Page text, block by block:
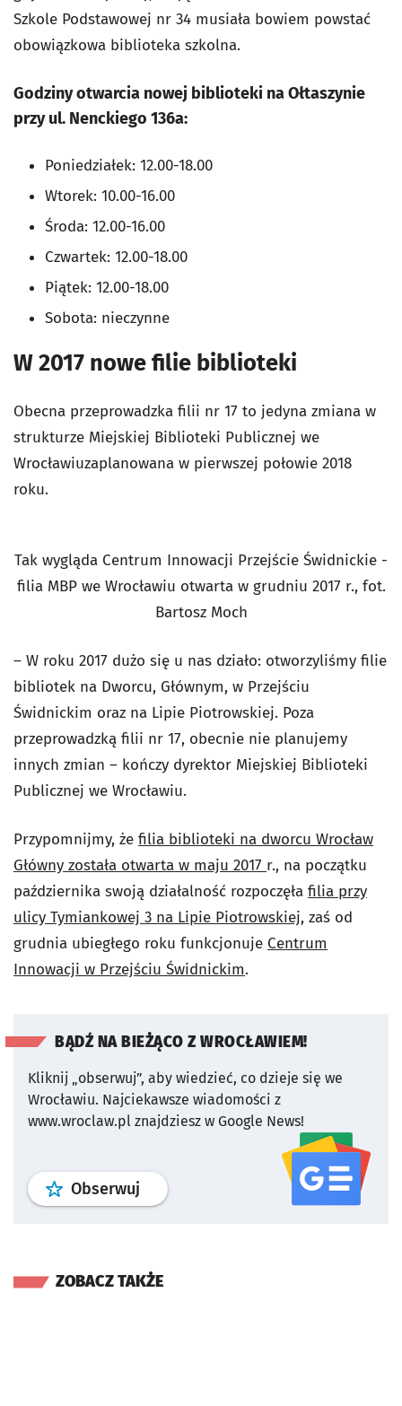
Szkole Podstawowej nr 34 musiała bowiem powstać
obowiązkowa biblioteka szkolna.
Godziny otwarcia nowej biblioteki na Ołtaszynie
przy ul. Nenckiego 136a:
Poniedziałek: 12.00-18.00
Wtorek: 10.00-16.00
Środa: 12.00-16.00
Czwartek: 12.00-18.00
Piątek: 12.00-18.00
Sobota: nieczynne
W 2017 nowe filie biblioteki
Obecna przeprowadzka filii nr 17 to jedyna zmiana w
strukturze Miejskiej Biblioteki Publicznej we
Wrocławiuzaplanowana w pierwszej połowie 2018
roku.
Tak wygląda Centrum Innowacji Przejście Świdnickie -
filia MBP we Wrocławiu otwarta w grudniu 2017 r., fot.
Bartosz Moch
– W roku 2017 dużo się u nas działo: otworzyliśmy filie
bibliotek na Dworcu, Głównym, w Przejściu
Świdnickim oraz na Lipie Piotrowskiej. Poza
przeprowadzką filii nr 17, obecnie nie planujemy
innych zmian – kończy dyrektor Miejskiej Biblioteki
Publicznej we Wrocławiu.
Przypomnijmy, że filia biblioteki na dworcu Wrocław
Główny została otwarta w maju 2017 r., na początku
października swoją działalność rozpoczęła filia przy
ulicy Tymiankowej 3 na Lipie Piotrowskiej, zaś od
grudnia ubiegłego roku funkcjonuje Centrum
Innowacji w Przejściu Świdnickim.
BĄDŹ NA BIEŻĄCO Z WROCŁAWIEM!
Kliknij „obserwuj”, aby wiedzieć, co dzieje się we
Wrocławiu. Najciekawsze wiadomości z
www.wroclaw.pl znajdziesz w Google News!
Obserwuj profil serwisu
ZOBACZ TAKŻE